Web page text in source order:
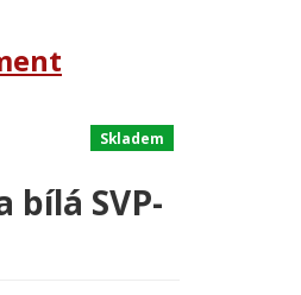
Skladem
bílá SVP-